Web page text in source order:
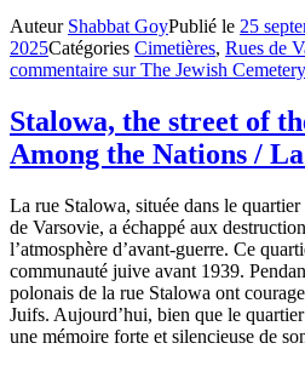
Auteur Shabbat GoyPublié le 25
2025Catégories Cimetières, Rues de
commentaire sur The Jewish
Stalowa, the street of
Among the Nations /
La rue Stalowa, située dans le
de Varsovie, a échappé aux
l’atmosphère d’avant-guerre. Ce
communauté juive avant 1939.
polonais de la rue Stalowa ont
Juifs. Aujourd’hui, bien que le
une mémoire forte et silencieuse de